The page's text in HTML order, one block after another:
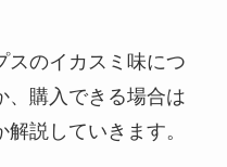
スのイカスミ味につ
、購入できる場合は
説していきます。